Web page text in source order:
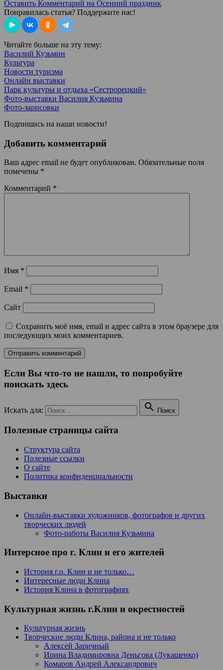
Оставить Комментарий на Осенний праздник
Понравилась статья? Поддержите нас!
Читайте больше на эту тему:
Василий Кузьмин
Культура
Новости туризма
Онлайн выставки
Парк культуры и отдыха «Сестрорецкий»
Фото-выставки Василия Кузьмина
Фото-зарисовки
Подпишись на наши новости!
Добавить комментарий
Ваш адрес email не будет опубликован. Обязательные поля
помечены *
Комментарий *
Имя *
Email *
Сайт
Сохранить моё имя, email и адрес сайта в этом браузере для
последующих моих комментариев.
Если Вы что-то не нашли, то попробуйте
поискать здесь
Искать для:  Поиск
Полезные страницы сайта
Структура сайта
Полезные ссылки
О сайте
Политика конфиденциальности
Выставки
Онлайн-выставки художников, фотографов и других
творческих людей
Фото-работы Василия Кузьмина
Интерсное про г. Клин и его жителей
История г.о. Клин и не только…
Интересные люди Клина
История Клина в фотографиях
Культурная жизнь г.Клин и окрестностей
Культурная жизнь
Творческие люди Клина, района и не только
Алексей Заричный
Ирина Владимировна Деньгова (Лукашенко)
Комаров Андрей Александрович